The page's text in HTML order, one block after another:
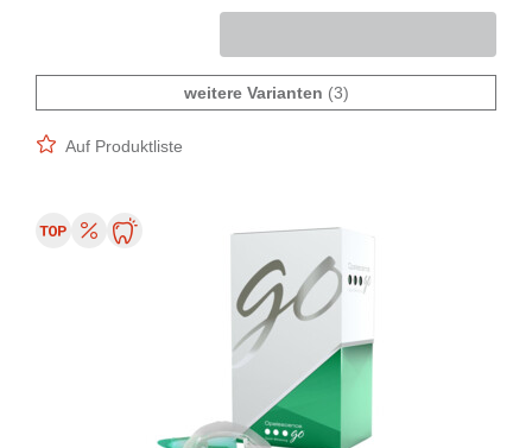
weitere Varianten (3)
Auf Produktliste